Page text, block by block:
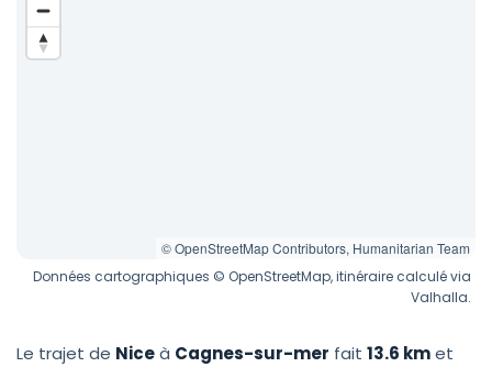
© OpenStreetMap Contributors, Humanitarian Team
Données cartographiques © OpenStreetMap, itinéraire calculé via
Valhalla.
Le trajet de Niceà Cagnes-sur-mer fait 13.6 kmet